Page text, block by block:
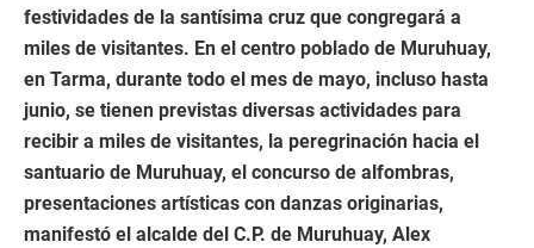
festividades de la santísima cruz que congregará a
miles de visitantes. En el centro poblado de Muruhuay,
en Tarma, durante todo el mes de mayo, incluso hasta
junio, se tienen previstas diversas actividades para
recibir a miles de visitantes, la peregrinación hacia el
santuario de Muruhuay, el concurso de alfombras,
presentaciones artísticas con danzas originarias,
manifestó el alcalde del C.P. de Muruhuay, Alex